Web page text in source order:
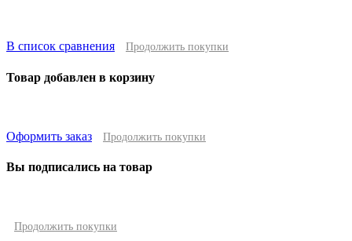
В список сравнения Продолжить покупки
Товар добавлен в корзину
Оформить заказ Продолжить покупки
Вы подписались на товар
Продолжить покупки